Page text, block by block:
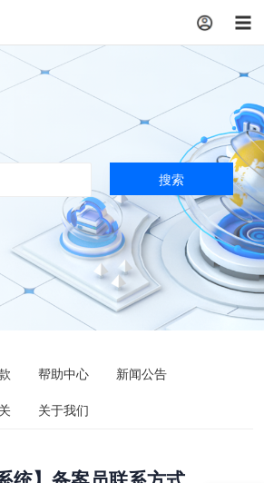
搜索
帮助中心 新闻公告
关于我们